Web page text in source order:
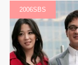
2006SBS